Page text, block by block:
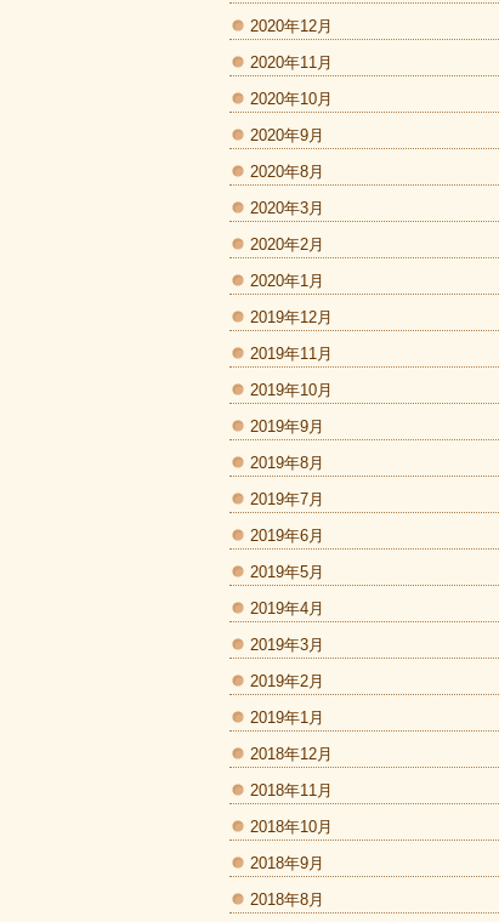
2020年12月
2020年11月
2020年10月
2020年9月
2020年8月
2020年3月
2020年2月
2020年1月
2019年12月
2019年11月
2019年10月
2019年9月
2019年8月
2019年7月
2019年6月
2019年5月
2019年4月
2019年3月
2019年2月
2019年1月
2018年12月
2018年11月
2018年10月
2018年9月
2018年8月